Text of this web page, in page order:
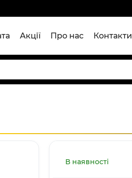
Акції Про нас Контакти
В наявності